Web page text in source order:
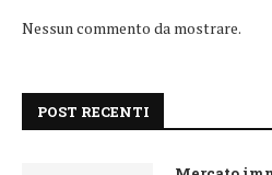
Nessun commento da mostrare.
POST RECENTI